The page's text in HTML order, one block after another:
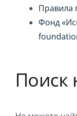
Правила
Фонд
Поиск